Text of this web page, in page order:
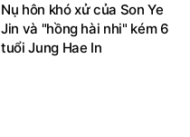
Nụ hôn khó xử của Son Ye
Jin và "hồng hài nhi" kém 6
tuổi Jung Hae In